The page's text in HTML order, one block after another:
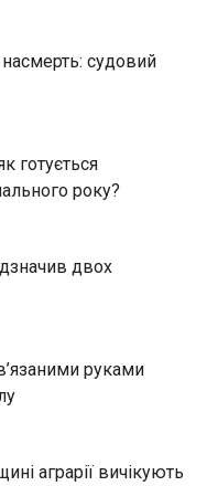
насмерть: судовий
готується
року?
двох
руками
аграрії вичікують